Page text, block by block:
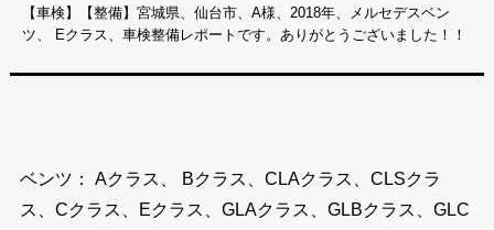
【車検】【整備】宮城県、仙台市、A様、2018年、メルセデスベン
ツ、 Eクラス、車検整備レポートです。ありがとうございました！！
ベンツ： Aクラス、 Bクラス、CLAクラス、CLSクラ
ス、Cクラス、Eクラス、GLAクラス、GLBクラス、GLC